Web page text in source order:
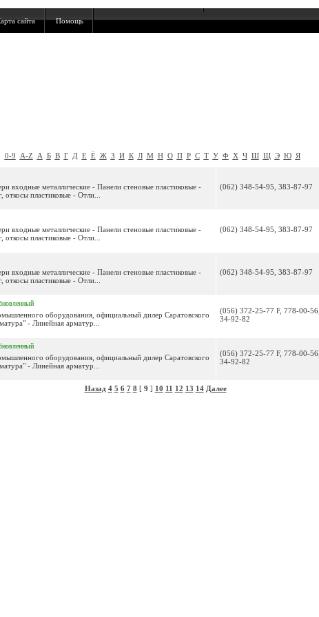
сайта Помощь
0-9 A-Z А Б В Г Д Е Ё Ж З И К Л М Н О П Р С Т У Ф Х Ч Ш Щ Э Ю Я
металлические - Панели стеновые пластиковые -
пластиковые - Отли...
(062) 348-54-95, 383-87-97
металлические - Панели стеновые пластиковые -
пластиковые - Отли...
(062) 348-54-95, 383-87-97
металлические - Панели стеновые пластиковые -
пластиковые - Отли...
(062) 348-54-95, 383-87-97
оборудования, официальный дилер Саратовского
- Линейная арматур...
(056) 372-25-77 F, 778-00-56,
34-92-82
оборудования, официальный дилер Саратовского
- Линейная арматур...
(056) 372-25-77 F, 778-00-56,
34-92-82
Назад 4 5 6 7 8 [ 9 ] 10 11 12 13 14 Далее